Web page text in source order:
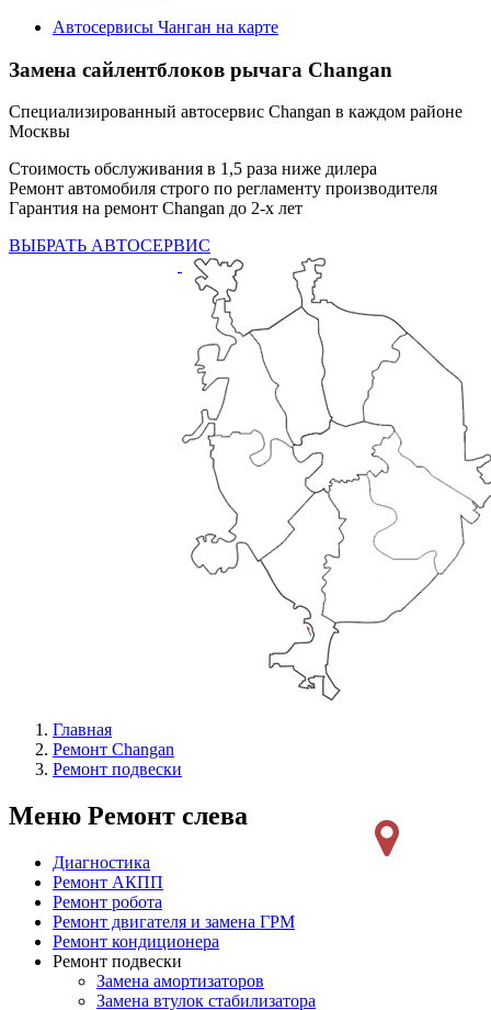
Автосервисы Чанган на карте
Замена сайлентблоков рычага Changan
Специализированный автосервис Changan в каждом районе
Москвы
Стоимость обслуживания в 1,5 раза ниже дилера
Ремонт автомобиля строго по регламенту производителя
Гарантия на ремонт Changan до 2-х лет
ВЫБРАТЬ АВТОСЕРВИС
Главная
Ремонт Changan
Ремонт подвески
Меню Ремонт слева
Диагностика
Ремонт АКПП
Ремонт робота
Ремонт двигателя и замена ГРМ
Ремонт кондиционера
Ремонт подвески
Замена амортизаторов
Замена втулок стабилизатора